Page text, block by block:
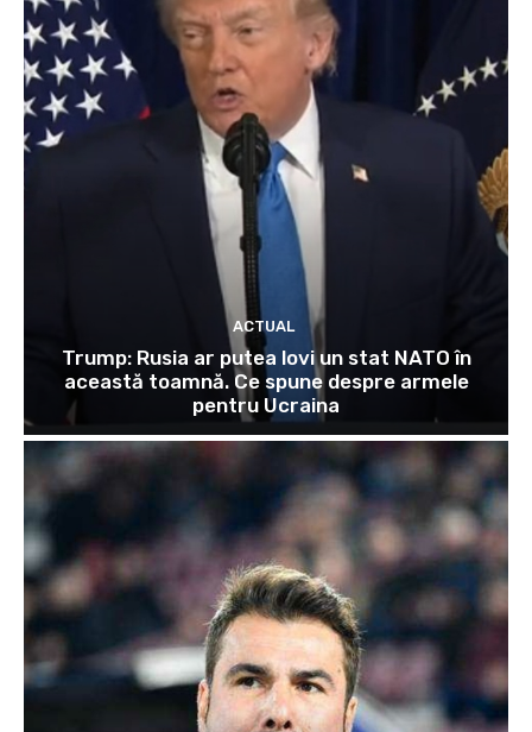
ACTUAL
Trump: Rusia ar putea lovi un stat NATO în
această toamnă. Ce spune despre armele
pentru Ucraina